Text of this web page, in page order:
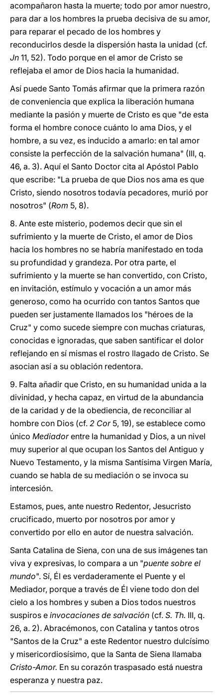
acompañaron hasta la muerte; todo por amor nuestro,
para dar a los hombres la prueba decisiva de su amor,
para reparar el pecado de los hombres y
reconducirlos desde la dispersión hasta la unidad (cf.
Jn 11, 52). Todo porque en el amor de Cristo se
reflejaba el amor de Dios hacia la humanidad.
Así puede Santo Tomás afirmar que la primera razón
de conveniencia que explica la liberación humana
mediante la pasión y muerte de Cristo es que "de esta
forma el hombre conoce cuánto lo ama Dios, y el
hombre, a su vez, es inducido a amarlo: en tal amor
consiste la perfección de la salvación humana" (III, q.
46, a. 3). Aquí el Santo Doctor cita al Apóstol Pablo
que escribe: "La prueba de que Dios nos ama es que
Cristo, siendo nosotros todavía pecadores, murió por
nosotros" (Rom 5, 8).
8. Ante este misterio, podemos decir que sin el
sufrimiento y la muerte de Cristo, el amor de Dios
hacia los hombres no se habría manifestado en toda
su profundidad y grandeza. Por otra parte, el
sufrimiento y la muerte se han convertido, con Cristo,
en invitación, estímulo y vocación a un amor más
generoso, como ha ocurrido con tantos Santos que
pueden ser justamente llamados los "héroes de la
Cruz" y como sucede siempre con muchas criaturas,
conocidas e ignoradas, que saben santificar el dolor
reflejando en sí mismas el rostro llagado de Cristo. Se
asocian así a su oblación redentora.
9. Falta añadir que Cristo, en su humanidad unida a la
divinidad, y hecha capaz, en virtud de la abundancia
de la caridad y de la obediencia, de reconciliar al
hombre con Dios (cf. 2 Cor5, 19), se establece como
único Mediadorentre la humanidad y Dios, a un nivel
muy superior al que ocupan los Santos del Antiguo y
Nuevo Testamento, y la misma Santísima Virgen María,
cuando se habla de su mediación o se invoca su
intercesión.
Estamos, pues, ante nuestro Redentor, Jesucristo
crucificado, muerto por nosotros por amor y
convertido por ello en autor de nuestra salvación.
Santa Catalina de Siena, con una de sus imágenes tan
viva y expresivas, lo compara a un "puente sobre el
mundo". Sí, Él es verdaderamente el Puente y el
Mediador, porque a través de Él viene todo don del
cielo a los hombres y suben a Dios todos nuestros
suspiros e invocaciones de salvación (cf. S. Th. III, q.
26, a. 2). Abracémonos, con Catalina y tantos otros
"Santos de la Cruz" a este Redentor nuestro dulcísimo
y misericordiosísimo, que la Santa de Siena llamaba
Cristo-Amor. En su corazón traspasado está nuestra
esperanza y nuestra paz.